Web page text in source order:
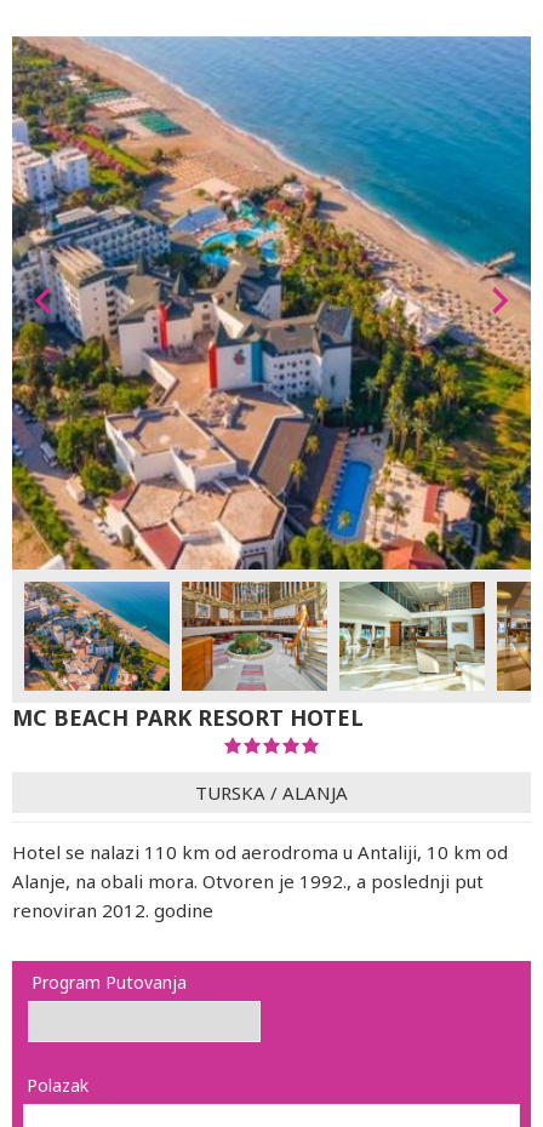
MC BEACH PARK RESORT HOTEL
TURSKA / ALANJA
Hotel se nalazi 110 km od aerodroma u Antaliji, 10 km od
Alanje, na obali mora. Otvoren je 1992., a poslednji put
renoviran 2012. godine
Program Putovanja
Polazak